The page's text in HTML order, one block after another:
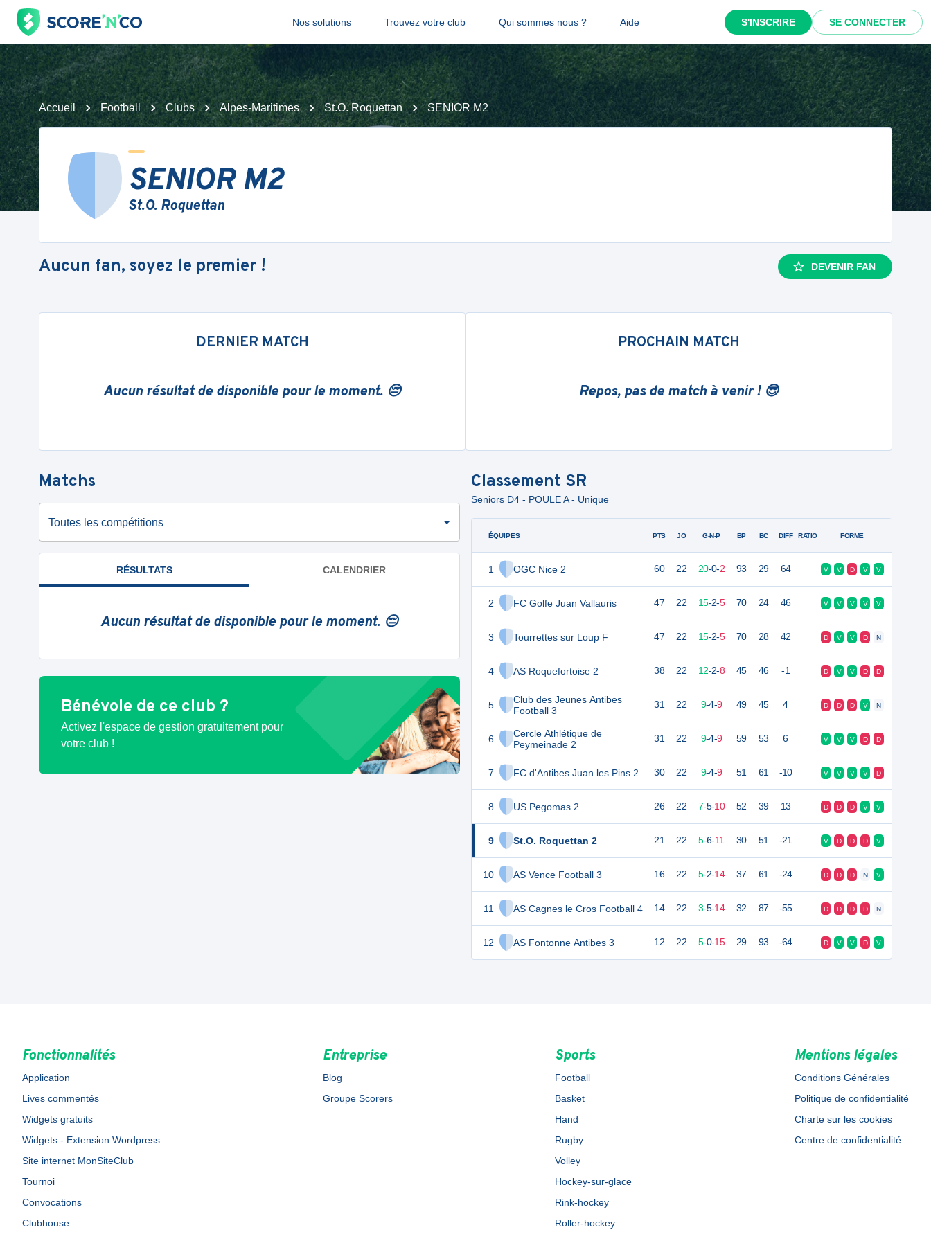
Nos solutions Trouvez votre club Qui sommes nous ? Aide S'INSCRIRE SE CONNECTER
Accueil Football Clubs Alpes-Maritimes St.O. Roquettan SENIOR M2
SENIOR M2
St.O. Roquettan
Aucun fan, soyez le premier ! DEVENIR FAN
DERNIER MATCH
Aucun résultat de disponible pour le moment. 😔
PROCHAIN MATCH
Repos, pas de match à venir ! 😎
Matchs
Toutes les compétitions
RÉSULTATS CALENDRIER
Aucun résultat de disponible pour le moment. 😔
Bénévole de ce club ?
Activez l'espace de gestion gratuitement pour
votre club !
Classement SR
Seniors D4 - POULE A - Unique
ÉQUIPES
1 OGC Nice 2
2 FC Golfe Juan Vallauris
3 Tourrettes sur Loup F
4 AS Roquefortoise 2
5
Club des Jeunes Antibes
Football 3
6
Cercle Athlétique de
Peymeinade 2
7 FC d'Antibes Juan les Pins 2
8 US Pegomas 2
9 St.O. Roquettan 2
10 AS Vence Football 3
11 AS Cagnes le Cros Football 4
12 AS Fontonne Antibes 3
PTS JO G-N-P BP BC DIFF RATIO FORME
60 22 20-0-2 93 29 64 V V D V V
47 22 15-2-5 70 24 46 V V V V V
47 22 15-2-5 70 28 42 D V V D N
38 22 12-2-8 45 46 -1 D V V D D
31 22 9-4-9 49 45 4 D D D V N
31 22 9-4-9 59 53 6 V V V D D
30 22 9-4-9 51 61 -10 V V V V D
26 22 7-5-10 52 39 13 D D D V V
21 22 5-6-11 30 51 -21 V D D D V
16 22 5-2-14 37 61 -24 D D D N V
14 22 3-5-14 32 87 -55 D D D D N
12 22 5-0-15 29 93 -64 D V V D V
Fonctionnalités
Application
Lives commentés
Widgets gratuits
Widgets - Extension Wordpress
Site internet MonSiteClub
Tournoi
Convocations
Clubhouse
Entreprise
Blog
Groupe Scorers
Sports
Football
Basket
Hand
Rugby
Volley
Hockey-sur-glace
Rink-hockey
Roller-hockey
Mentions légales
Conditions Générales
Politique de confidentialité
Charte sur les cookies
Centre de confidentialité